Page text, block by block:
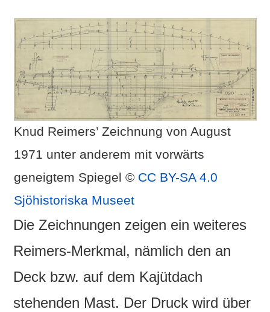
Knud Reimers’ Zeichnung von August
1971 unter anderem mit vorwärts
geneigtem Spiegel © CC BY-SA 4.0
Sjöhistoriska Museet
Die Zeichnungen zeigen ein weiteres
Reimers-Merkmal, nämlich den an
Deck bzw. auf dem Kajütdach
stehenden Mast. Der Druck wird über